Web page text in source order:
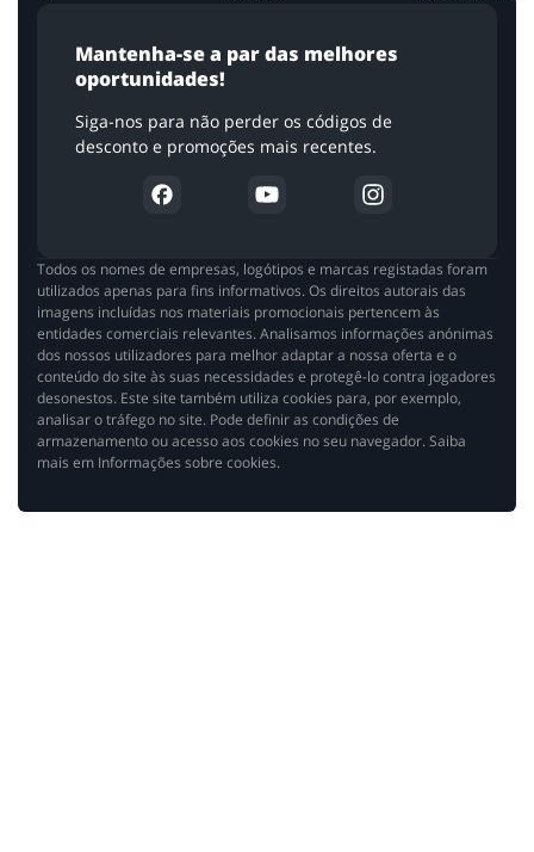
Mantenha-se a par das melhores
oportunidades!
Siga-nos para não perder os códigos de
desconto e promoções mais recentes.
Todos os nomes de empresas, logótipos e marcas registadas foram
utilizados apenas para fins informativos. Os direitos autorais das
imagens incluídas nos materiais promocionais pertencem às
entidades comerciais relevantes. Analisamos informações anónimas
dos nossos utilizadores para melhor adaptar a nossa oferta e o
conteúdo do site às suas necessidades e protegê-lo contra jogadores
desonestos. Este site também utiliza cookies para, por exemplo,
analisar o tráfego no site. Pode definir as condições de
armazenamento ou acesso aos cookies no seu navegador. Saiba
mais em Informações sobre cookies.